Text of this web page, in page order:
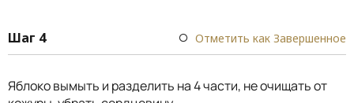
Шаг 4 Отметить как Завершенное
Яблоко вымыть и разделить на 4 части, не очищать от